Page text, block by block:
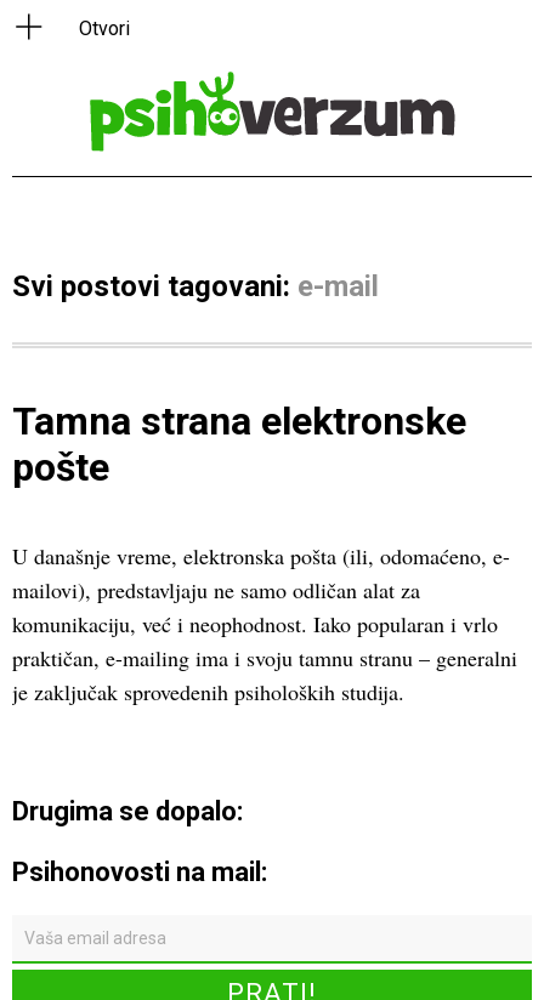
Svi postovi tagovani: e-mail
Tamna strana elektronske
pošte
U današnje vreme, elektronska pošta (ili, odomaćeno, e-
mailovi), predstavljaju ne samo odličan alat za
komunikaciju, već i neophodnost. Iako popularan i vrlo
praktičan, e-mailing ima i svoju tamnu stranu – generalni
je zaključak sprovedenih psiholoških studija.
Drugima se dopalo:
Psihonovosti na mail: